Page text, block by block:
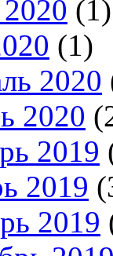
(1)
(1)
2020
2020
2019
2019
2019